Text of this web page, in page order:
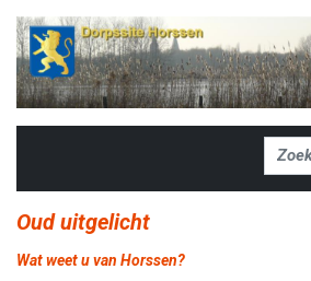
Zoeken
Oud uitgelicht
Wat weet u van Horssen?